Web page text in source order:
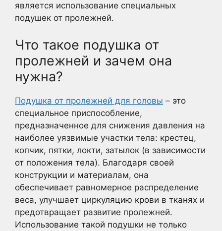
является использование специальных
подушек от пролежней.
Что такое подушка от
пролежней и зачем она
нужна?
Подушка от пролежней для головы – это
специальное приспособление,
предназначенное для снижения давления на
наиболее уязвимые участки тела: крестец,
копчик, пятки, локти, затылок (в зависимости
от положения тела). Благодаря своей
конструкции и материалам, она
обеспечивает равномерное распределение
веса, улучшает циркуляцию крови в тканях и
предотвращает развитие пролежней.
Использование такой подушки не только